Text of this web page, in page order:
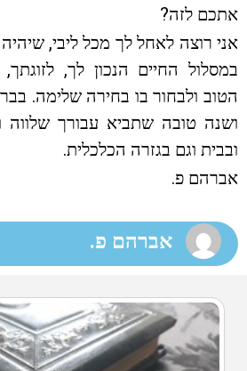
אתכם לזה?
אני רוצה לאחל לך מכל ליבי,
במסלול החיים הנכון לך,
הטוב ולבחור בו בחירה שלימה.
ושנה טובה שתביא עבורך
ובבית וגם בגזרה הכלכלית.
אברהם פ.
אברהם פ.